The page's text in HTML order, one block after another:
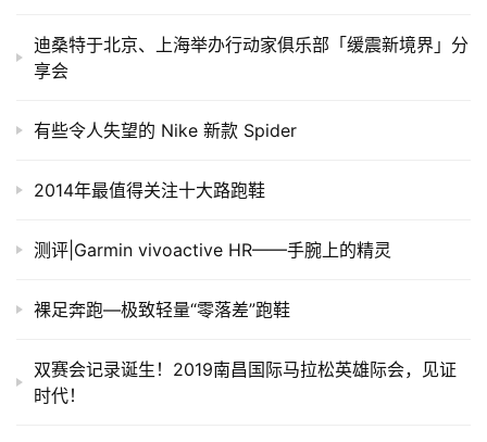
迪桑特于北京、上海举办行动家俱乐部「缓震新境界」分
享会
有些令人失望的 Nike 新款 Spider
2014年最值得关注十大路跑鞋
测评|Garmin vivoactive HR——手腕上的精灵
裸足奔跑—极致轻量“零落差”跑鞋
双赛会记录诞生！2019南昌国际马拉松英雄际会，见证
时代！